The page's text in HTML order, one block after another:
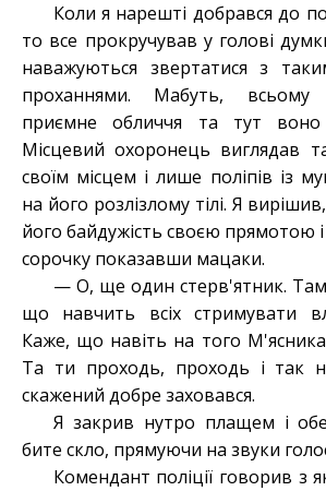
Коли я нарешті добрався до
то все прокручував у голові
наважуються звертатися з
проханнями. Мабуть,
приємне обличчя та тут
Місцевий охоронець виглядав
своїм місцем і лише поліпів із
на його розлізлому тілі. Я
його байдужість своєю прямотою
сорочку показавши мацаки.
— О, ще один стерв'ятник.
що навчить всіх стримувати
Каже, що навіть на того
Та ти проходь, проходь і так
скажений добре заховався.
Я закрив нутро плащем і
бите скло, прямуючи на звуки
Комендант поліції говорив з